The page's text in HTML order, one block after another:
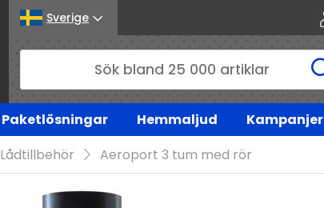
Sverige
Paketlösningar Hemmaljud Kampanjer
Lådtillbehör Aeroport 3 tum med rör